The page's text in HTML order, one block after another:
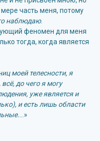
часть меня, потому
наблюдаю.
феномен для меня
тогда, когда является
моей телесности, я
до чего я могу
уже является и
и есть лишь области
…»